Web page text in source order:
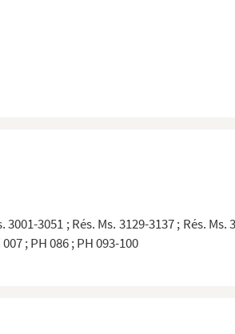
3051 ; Rés. Ms. 3129-3137 ; Rés. Ms.
; PH 086 ; PH 093-100